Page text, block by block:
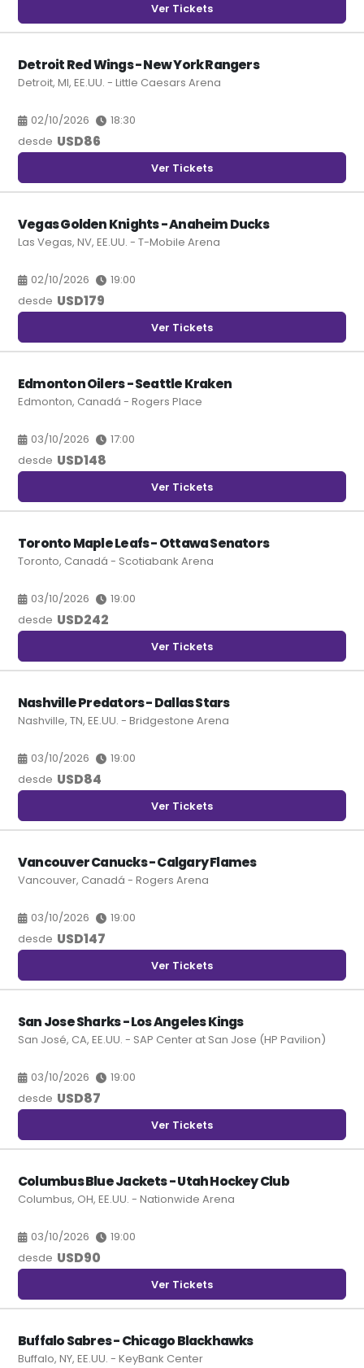
Ver Tickets
Detroit Red Wings - New York Rangers
Detroit, MI, EE.UU. - Little Caesars Arena
02/10/2026
18:30
desde USD86
Ver Tickets
Vegas Golden Knights - Anaheim Ducks
Las Vegas, NV, EE.UU. - T-Mobile Arena
02/10/2026
19:00
desde USD179
Ver Tickets
Edmonton Oilers - Seattle Kraken
Edmonton, Canadá - Rogers Place
03/10/2026
17:00
desde USD148
Ver Tickets
Toronto Maple Leafs - Ottawa Senators
Toronto, Canadá - Scotiabank Arena
03/10/2026
19:00
desde USD242
Ver Tickets
Nashville Predators - Dallas Stars
Nashville, TN, EE.UU. - Bridgestone Arena
03/10/2026
19:00
desde USD84
Ver Tickets
Vancouver Canucks - Calgary Flames
Vancouver, Canadá - Rogers Arena
03/10/2026
19:00
desde USD147
Ver Tickets
San Jose Sharks - Los Angeles Kings
San José, CA, EE.UU. - SAP Center at San Jose (HP Pavilion)
03/10/2026
19:00
desde USD87
Ver Tickets
Columbus Blue Jackets - Utah Hockey Club
Columbus, OH, EE.UU. - Nationwide Arena
03/10/2026
19:00
desde USD90
Ver Tickets
Buffalo Sabres - Chicago Blackhawks
Buffalo, NY, EE.UU. - KeyBank Center